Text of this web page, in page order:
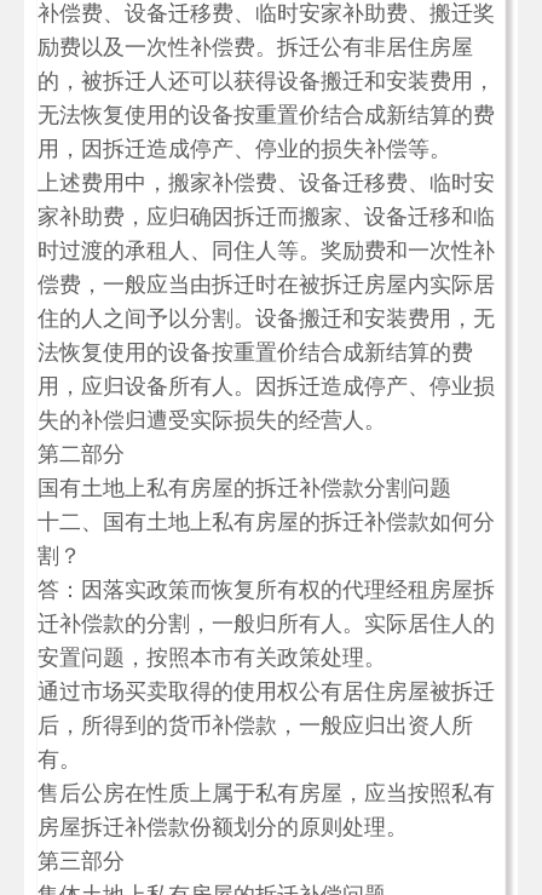
补偿费、设备迁移费、临时安家补助费、搬迁奖
励费以及一次性补偿费。拆迁公有非居住房屋
的，被拆迁人还可以获得设备搬迁和安装费用，
无法恢复使用的设备按重置价结合成新结算的费
用，因拆迁造成停产、停业的损失补偿等。
上述费用中，搬家补偿费、设备迁移费、临时安
家补助费，应归确因拆迁而搬家、设备迁移和临
时过渡的承租人、同住人等。奖励费和一次性补
偿费，一般应当由拆迁时在被拆迁房屋内实际居
住的人之间予以分割。设备搬迁和安装费用，无
法恢复使用的设备按重置价结合成新结算的费
用，应归设备所有人。因拆迁造成停产、停业损
失的补偿归遭受实际损失的经营人。
第二部分
国有土地上私有房屋的拆迁补偿款分割问题
十二、国有土地上私有房屋的拆迁补偿款如何分
割？
答：因落实政策而恢复所有权的代理经租房屋拆
迁补偿款的分割，一般归所有人。实际居住人的
安置问题，按照本市有关政策处理。
通过市场买卖取得的使用权公有居住房屋被拆迁
后，所得到的货币补偿款，一般应归出资人所
有。
售后公房在性质上属于私有房屋，应当按照私有
房屋拆迁补偿款份额划分的原则处理。
第三部分